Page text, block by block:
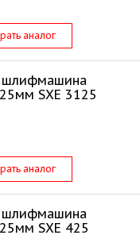
аналог
шлифмашина
SXE 3125
аналог
шлифмашина
SXE 425